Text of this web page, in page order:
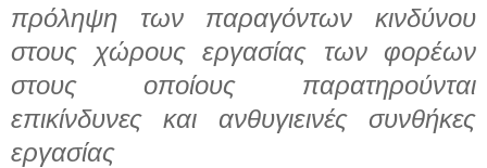
πρόληψη των παραγόντων κινδύνου
στους χώρους εργασίας των φορέων
στους οποίους παρατηρούνται
επικίνδυνες και ανθυγιεινές συνθήκες
εργασίας